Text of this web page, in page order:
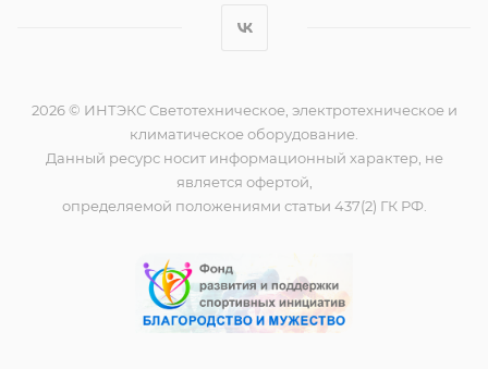
2026 © ИНТЭКС Светотехническое, электротехническое и
климатическое оборудование.
Данный ресурс носит информационный характер, не
является офертой,
определяемой положениями статьи 437(2) ГК РФ.